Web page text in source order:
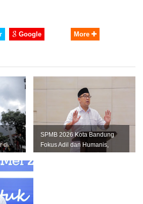
Google More
di
SPMB 2026 Kota Bandung
Fokus Adil dan Humanis,
Farhan: Jangan Ada Anak